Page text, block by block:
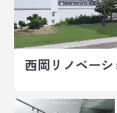
西岡リノベー